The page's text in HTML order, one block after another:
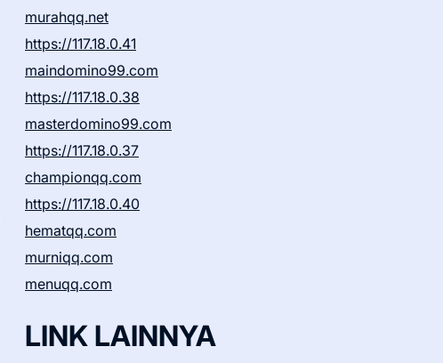
murahqq.net
https://117.18.0.41
maindomino99.com
https://117.18.0.38
masterdomino99.com
https://117.18.0.37
championqq.com
https://117.18.0.40
hematqq.com
murniqq.com
menuqq.com
LINK LAINNYA